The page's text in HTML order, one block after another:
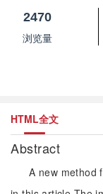
2470
浏览量
HTML全文
Abstract
A new method